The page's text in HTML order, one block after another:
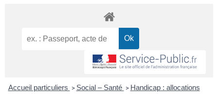
Accueil particuliers > Social – Santé > Handicap : allocations